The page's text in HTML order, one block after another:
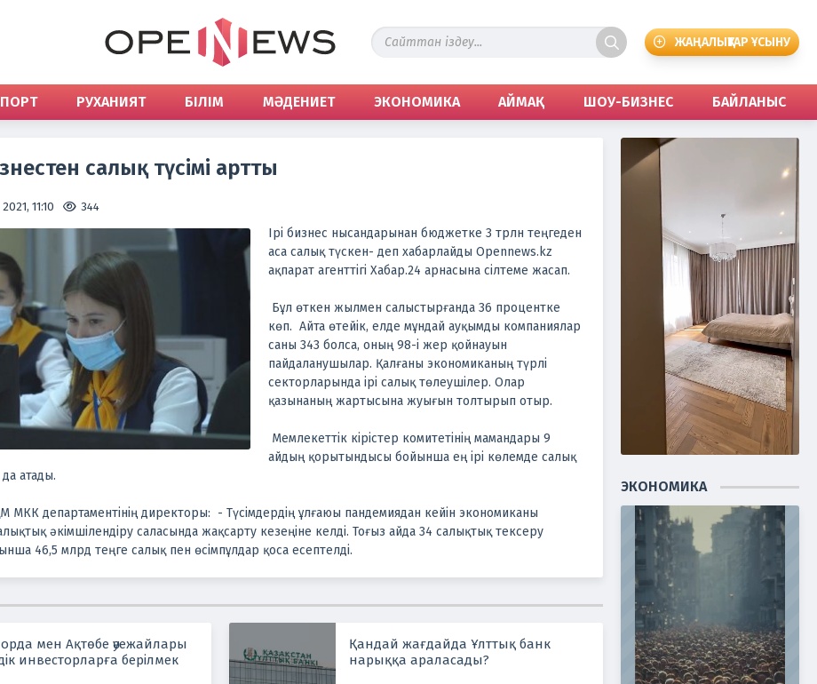
ЖАҢАЛЫҚТАР ҰСЫНУ
РУХАНИЯТ БІЛІМ МӘДЕНИЕТ ЭКОНОМИКА АЙМАҚ ШОУ-БИЗНЕС БАЙЛАНЫС
салық түсімі артты
11:10 344
Ірі бизнес нысандарынан бюджетке 3 трлн теңгеден
аса салық түскен- деп хабарлайды Opennews.kz
ақпарат агенттігі Хабар.24 арнасына сілтеме жасап.
Бұл өткен жылмен салыстырғанда 36 процентке
көп. Айта өтейік, елде мұндай ауқымды компаниялар
саны 343 болса, оның 98-і жер қойнауын
пайдаланушылар. Қалғаны экономиканың түрлі
секторларында ірі салық төлеушілер. Олар
қазынаның жартысына жуығын толтырып отыр.
Мемлекеттік кірістер комитетінің мамандары 9
айдың қорытындысы бойынша ең ірі көлемде салық
атады.
МКК департаментінің директоры: - Түсімдердің ұлғаюы пандемиядан кейін экономиканы
әкімшілендіру саласында жақсарту кезеңіне келді. Тоғыз айда 34 салықтық тексеру
46,5 млрд теңге салық пен өсімпұлдар қоса есептелді.
мен Ақтөбе әуежайлары
инвесторларға берілмек
Қандай жағдайда Ұлттық банк
нарыққа араласады?
ЭКОНОМИКА